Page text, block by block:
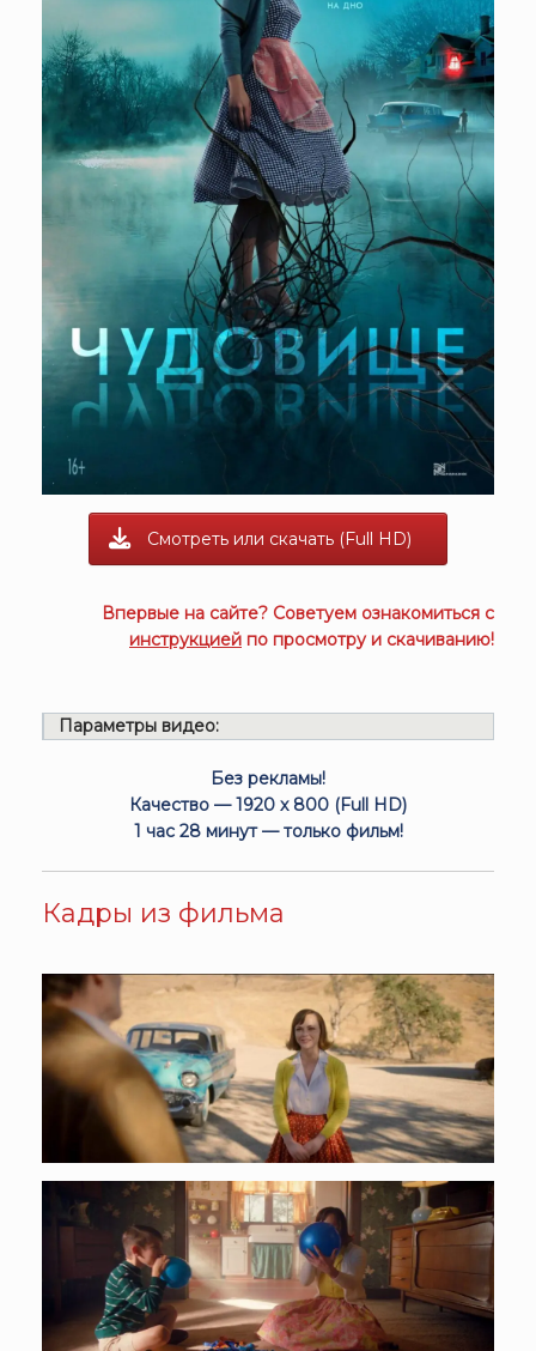
Смотреть или скачать (Full HD)
Впервые на сайте? Советуем ознакомиться с
инструкцией по просмотру и скачиванию!
Параметры видео:
Без рекламы!
Качество — 1920 x 800 (Full HD)
1 час 28 минут — только фильм!
Кадры из фильма